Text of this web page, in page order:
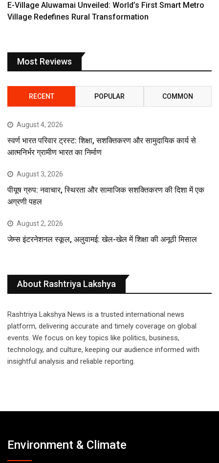
E-Village Aluwamai Unveiled: World’s First Smart Metro
Village Redefines Rural Transformation
Most Reviews
RECENT POPULAR COMMON
August 4, 2026
स्वर्ण भारत परिवार ट्रस्ट: शिक्षा, सशक्तिकरण और सामुदायिक कार्य से
आत्मनिर्भर ग्रामीण भारत का निर्माण
August 3, 2026
पीयूष ग्रुप: नवाचार, स्थिरता और सामाजिक सशक्तिकरण की दिशा में एक
अग्रणी पहल
August 2, 2026
जेम्स इंटरनेशनल स्कूल, अलुवामई: खेल-खेल में शिक्षा की अनूठी मिसाल
About Rashtriya Lakshya
Rashtriya Lakshya News is a trusted international news
platform, delivering accurate and timely coverage on global
events. We focus on key topics like politics, business,
technology, and culture, keeping our audience informed with
insightful analysis and reliable reporting.
Environment & Climate